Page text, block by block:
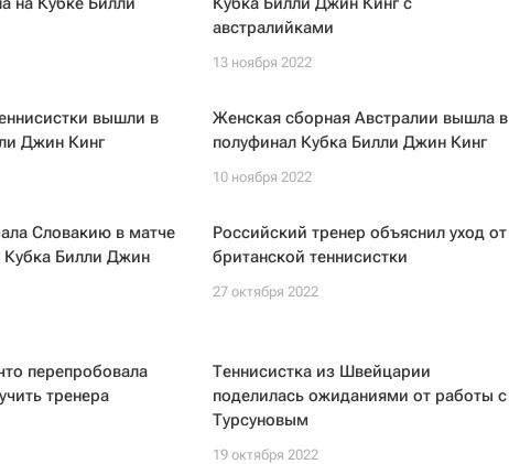
австралийками
13 ноября 2022
вышли в
Джин Кинг
Женская сборная Австралии вышла в
полуфинал Кубка Билли Джин Кинг
10 ноября 2022
Словакию в матче
Кубка Билли Джин
Российский тренер объяснил уход от
британской теннисистки
27 октября 2022
перепробовала
тренера
Теннисистка из Швейцарии
поделилась ожиданиями от работы с
Турсуновым
19 октября 2022